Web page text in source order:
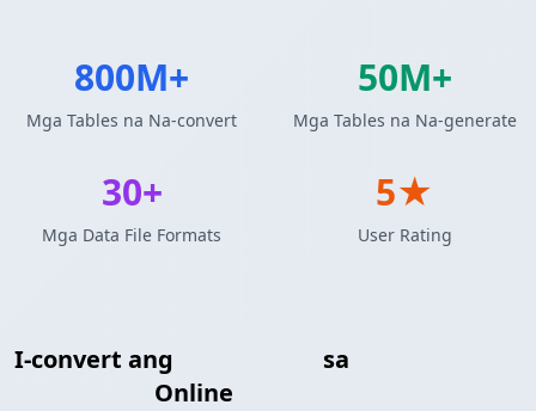
I-convert ang sa
Online
800M+
Mga Tables na Na-convert
50M+
Mga Tables na Na-generate
30+
Mga Data File Formats
5★
User Rating